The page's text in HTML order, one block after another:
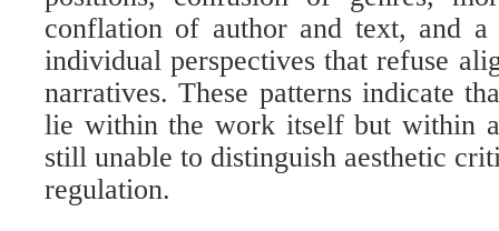
conflation of author and text, and
individual perspectives that refuse
narratives. These patterns indicate
lie within the work itself but within
still unable to distinguish aesthetic
regulation.